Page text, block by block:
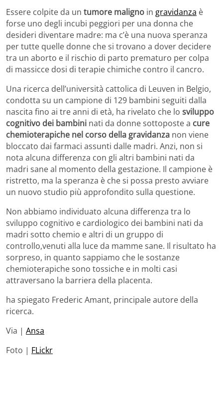
Essere colpite da un tumore maligno in gravidanza è
forse uno degli incubi peggiori per una donna che
desideri diventare madre: ma c’è una nuova speranza
per tutte quelle donne che si trovano a dover decidere
tra un aborto e il rischio di parto prematuro per colpa
di massicce dosi di terapie chimiche contro il cancro.
Una ricerca dell’università cattolica di Leuven in Belgio,
condotta su un campione di 129 bambini seguiti dalla
nascita fino ai tre anni di età, ha rivelato che lo sviluppo
cognitivo dei bambini nati da donne sottoposte a cure
chemioterapiche nel corso della gravidanza non viene
bloccato dai farmaci assunti dalle madri. Anzi, non si
nota alcuna differenza con gli altri bambini nati da
madri sane al momento della gestazione. Il campione è
ristretto, ma la speranza è che si possa presto avviare
un nuovo studio più approfondito sulla questione.
Non abbiamo individuato alcuna differenza tra lo
sviluppo cognitivo e cardiologico dei bambini nati da
madri sotto chemio e altri di un gruppo di
controllo,venuti alla luce da mamme sane. Il risultato ha
sorpreso, in quanto sappiamo che le sostanze
chemioterapiche sono tossiche e in molti casi
attraversano la barriera della placenta.
ha spiegato Frederic Amant, principale autore della
ricerca.
Via | Ansa
Foto | FLickr